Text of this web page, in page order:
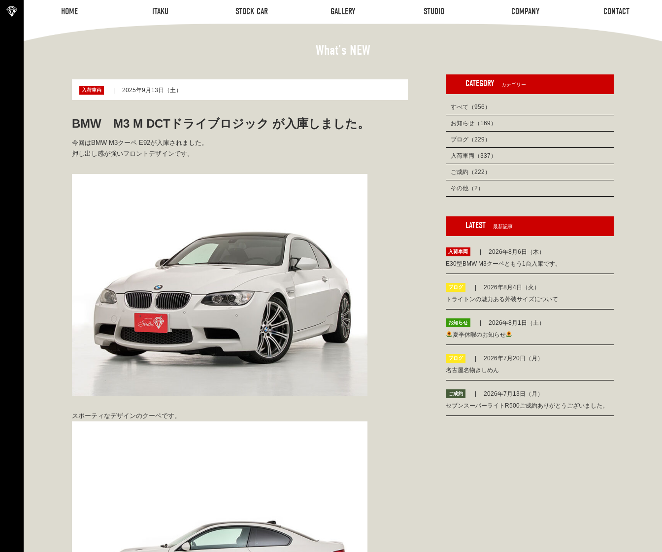
HOME
HOME
ITAKU STOCK CAR GALLERY STUDIO COMPANY CONTACT
CONTACT
What’s NEW
入荷車両 2025年9月13日（土）
BMW M3 M DCTドライブロジック が入庫しました。
今回はBMW M3クーペ E92が入庫されました。
押し出し感が強いフロントデザインです。
スポーティなデザインのクーペです。
CATEGORY カテゴリー
すべて（956）
お知らせ（169）
ブログ（229）
入荷車両（337）
ご成約（222）
その他（2）
LATEST 最新記事
入荷車両
2026年8月6日（木）
E30型BMW M3クーペともう1台入庫です。
ブログ
2026年8月4日（火）
トライトンの魅力ある外装サイズについて
お知らせ
2026年8月1日（土）
夏季休暇のお知らせ
ブログ
2026年7月20日（月）
名古屋名物きしめん
ご成約
2026年7月13日（月）
セブンスーパーライトR500ご成約ありがとうございました。